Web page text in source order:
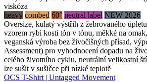
viskóza
heavy combed 60° neutral label NEW 2026
Oversize, kulatý výstřih z žebrovaného
vzorem rybí kosti tón v tónu, měkké na
veganská výroba bez živočišných přísad,
Assessment) pro vyhodnocení dopadu na
celého životního cyklu, neutrální velikostní
lze sušit v sušičce při nízké teplotě
OCS T-Shirt | Untagged Movement